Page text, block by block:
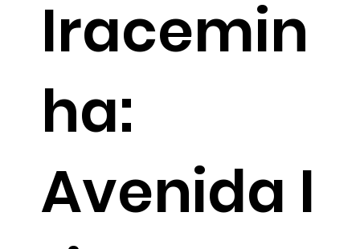
Iracemin
ha:
Avenida I